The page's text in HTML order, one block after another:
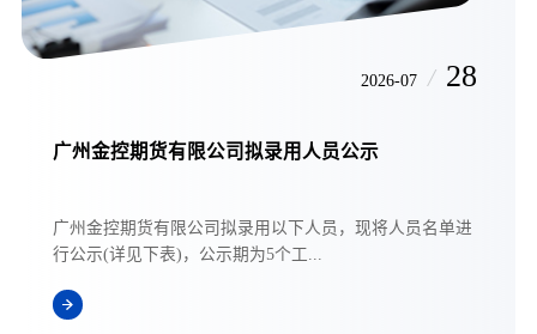
2026-07 / 28
广州金控期货有限公司拟录用人员公示
广州金控期货有限公司拟录用以下人员，现将人员名单进
行公示(详见下表)，公示期为5个工...